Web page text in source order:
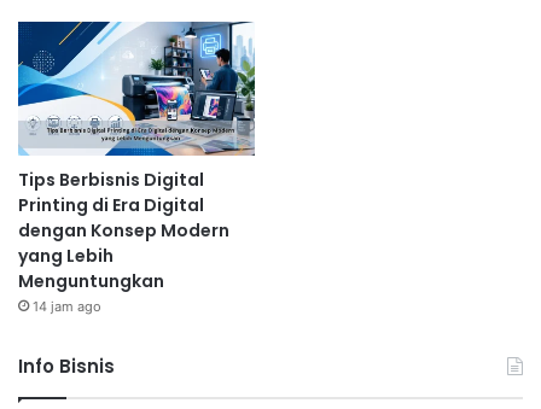
Tips Berbisnis Digital
Printing di Era Digital
dengan Konsep Modern
yang Lebih
Menguntungkan
14 jam ago
Info Bisnis